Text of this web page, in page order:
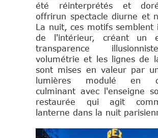
été réinterprétés et
offrirun spectacle diurne et
La nuit, ces motifs semblent
de l'intérieur, créant un
transparence
volumétrie et les lignes de
sont mises en valeur par
lumières modulé en
culminant avec l'enseigne
restaurée qui agit
lanterne dans la nuit